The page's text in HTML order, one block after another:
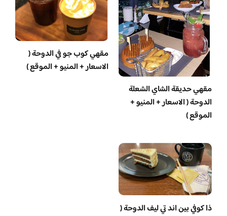
مقهي حديقة الشاي الشعلة
الدوحة ( الاسعار + المنيو +
الموقع )
مقهي كوب جو في الدوحة (
الاسعار + المنيو + الموقع )
ذا كوفي بين اند تي ليف الدوحة (